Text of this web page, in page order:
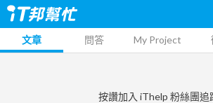
文章 問答 My Project
按讚加入 iThelp 粉絲團追